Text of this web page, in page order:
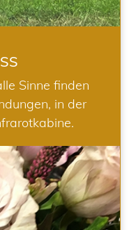
Sinne finden
in der